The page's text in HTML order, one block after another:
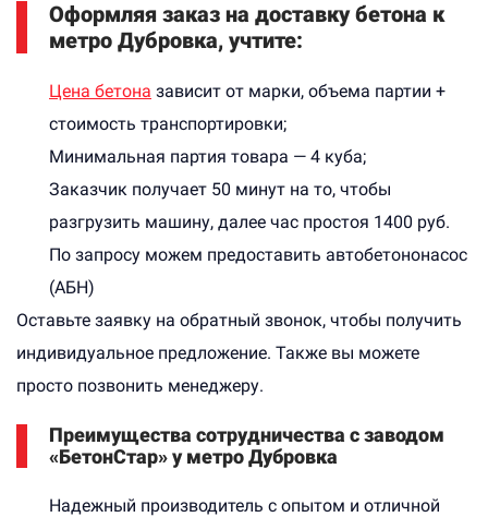
Оформляя заказ на доставку бетона к
метро Дубровка, учтите:
Цена бетона зависит от марки, объема партии +
стоимость транспортировки;
Минимальная партия товара — 4 куба;
Заказчик получает 50 минут на то, чтобы
разгрузить машину, далее час простоя 1400 руб.
По запросу можем предоставить автобетононасос
(АБН)
Оставьте заявку на обратный звонок, чтобы получить
индивидуальное предложение. Также вы можете
просто позвонить менеджеру.
Преимущества сотрудничества с заводом
«БетонСтар» у метро Дубровка
Надежный производитель с опытом и отличной